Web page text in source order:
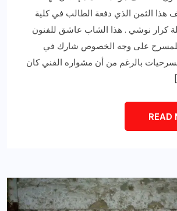
هذا الثمن الذي دفعة الطالب في كلية
كرار نوشي . هذا الشاب عاشق للفنون
على وجه الخصوص شارك في
بالرغم من أن مشواره الفني كان
READ